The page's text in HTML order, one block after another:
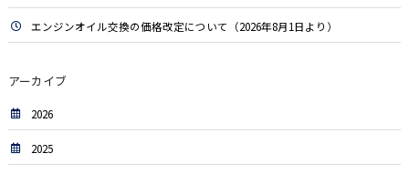
エンジンオイル交換の価格改定について（2026年8月1日より）
アーカイブ
2026
2025